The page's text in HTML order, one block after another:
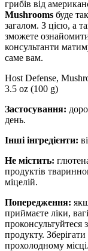
грибів від
Mushrooms буде
загалом. З цією, а
зможете
консультанти
саме вам.
Host Defense,
3.5 oz (100 g)
Застосування:
день.
Інші інгредієнти:
Не містить:
продуктів
міцелій.
Попередження:
приймаєте ліки,
проконсультуйтеся
продукту.
прохолодному місці.